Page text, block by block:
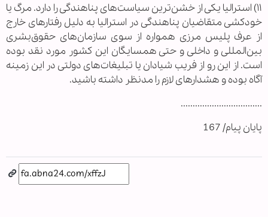
۱۱) استرالیا یکی از خشن‌ترین سیاست‌های پناهندگی را دارد. مرگ یا
خودکشی متقاضیان پناهندگی در استرالیا به دلیل رفتارهای خارج
از عرف پلیس مرزی همواره از سوی سازمان‌های حقوق‌بشری
بین‌المللی و داخلی و حتی همسایگان این کشور مورد نقد بوده
است. از این رو از فریب شیادان یا تبلیغات‌های دولتی در این زمینه
آگاه بوده و هشدارهای لازم را مدنظر داشته باشید.
..................................
پایان پیام/ 167